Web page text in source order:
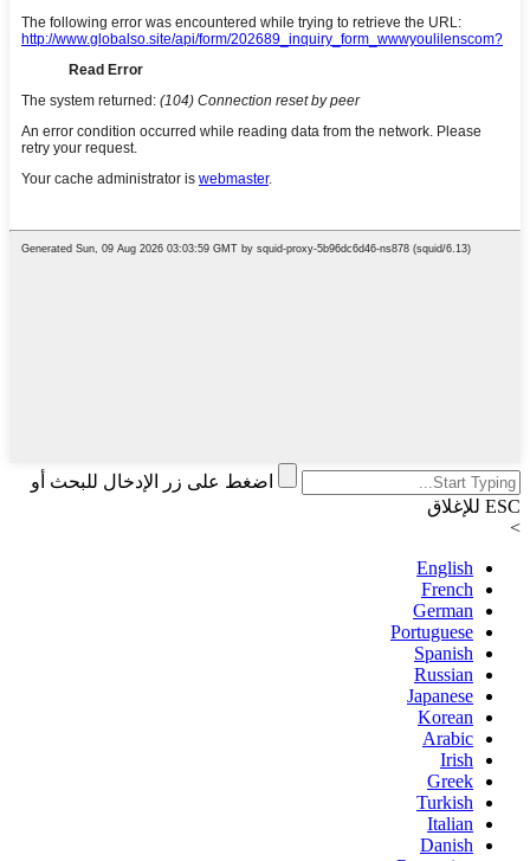
اضغط على زر الإدخال للبحث أو
ESC للإغلاق
>
English
French
German
Portuguese
Spanish
Russian
Japanese
Korean
Arabic
Irish
Greek
Turkish
Italian
Danish